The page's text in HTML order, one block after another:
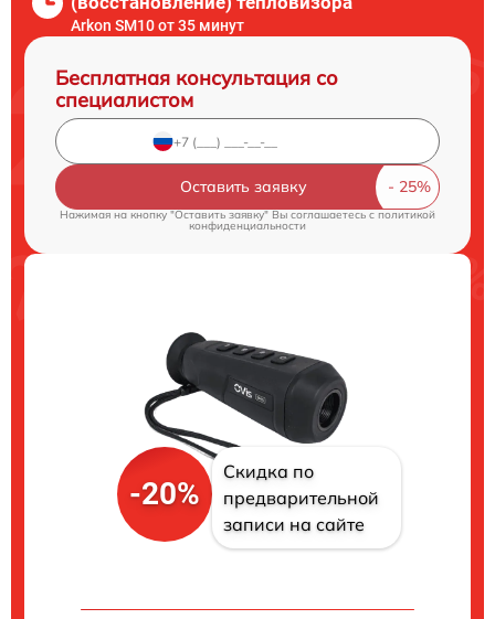
Arkon SM10 от 35 минут
Бесплатная консультация со
специалистом
Оставить заявку
Нажимая на кнопку "Оставить заявку" Вы соглашаетесь c политикой
конфиденциальности
-20%
Скидка по
предварительной
записи на сайте